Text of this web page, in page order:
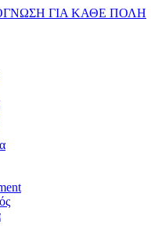
ΓΙΑ ΚΑΘΕ ΠΟΛΗ